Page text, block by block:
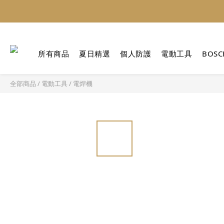
所有商品 夏日精選 個人防護 電動工具
全部商品 / 電動工具 / 電焊機